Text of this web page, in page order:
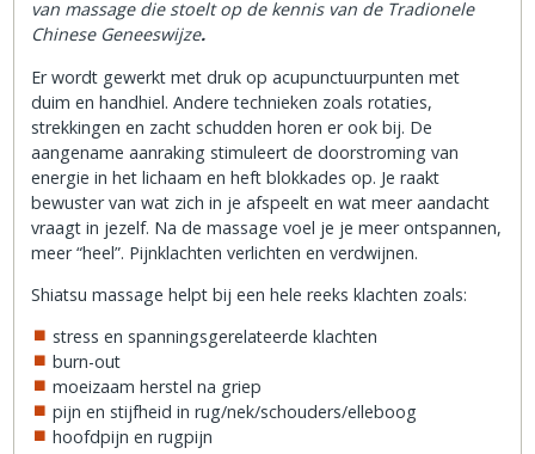
van massage die stoelt op de kennis van de Tradionele
Chinese Geneeswijze.
Er wordt gewerkt met druk op acupunctuurpunten met
duim en handhiel. Andere technieken zoals rotaties,
strekkingen en zacht schudden horen er ook bij. De
aangename aanraking stimuleert de doorstroming van
energie in het lichaam en heft blokkades op. Je raakt
bewuster van wat zich in je afspeelt en wat meer aandacht
vraagt in jezelf. Na de massage voel je je meer ontspannen,
meer “heel”. Pijnklachten verlichten en verdwijnen.
Shiatsu massage helpt bij een hele reeks klachten zoals:
stress en spanningsgerelateerde klachten
burn-out
moeizaam herstel na griep
pijn en stijfheid in rug/nek/schouders/elleboog
hoofdpijn en rugpijn